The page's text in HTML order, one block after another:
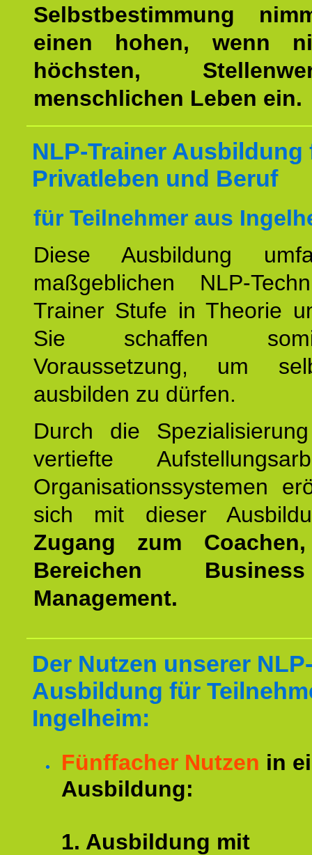
Selbstbestimmung
einen hohen, wenn
höchsten,
menschlichen Leben ein.
NLP-Trainer Ausbildung
Privatleben und Beruf
für Teilnehmer aus
Diese Ausbildung
maßgeblichen NLP-
Trainer Stufe in Theorie
Sie schaffen
Voraussetzung, um
ausbilden zu dürfen.
Durch die
vertiefte
Organisationssystemen
sich mit dieser
Zugang zum
Bereichen
Management.
Der Nutzen unserer
Ausbildung für
Ingelheim:
Fünffacher Nutzen in
Ausbildung:
1. Ausbildung mit